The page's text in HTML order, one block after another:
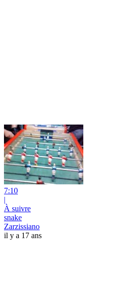
7:10
|
À suivre
snake
Zarzissiano
il y a 17 ans